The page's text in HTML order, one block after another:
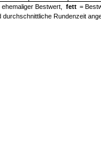
ehemaliger Bestwert, fett =
Rundenzeit